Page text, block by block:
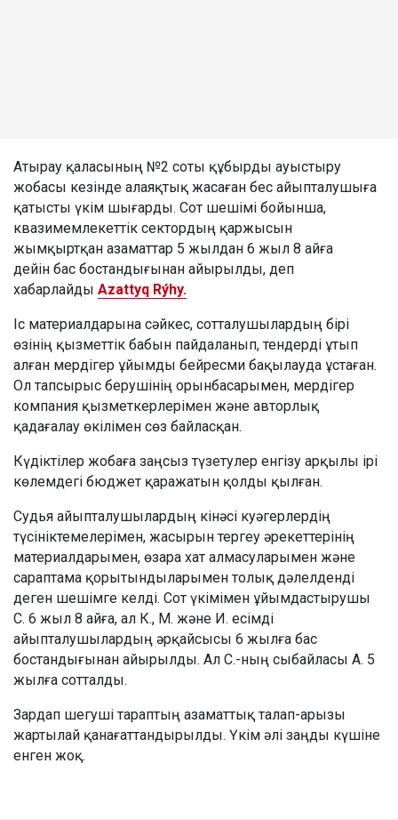
Атырау қаласының №2 соты құбырды ауыстыру
жобасы кезінде алаяқтық жасаған бес айыпталушыға
қатысты үкім шығарды. Сот шешімі бойынша,
квазимемлекеттік сектордың қаржысын
жымқыртқан азаматтар 5 жылдан 6 жыл 8 айға
дейін бас бостандығынан айырылды, деп
хабарлайды Azattyq Rýhy.
Іс материалдарына сәйкес, сотталушылардың бірі
өзінің қызметтік бабын пайдаланып, тендерді ұтып
алған мердігер ұйымды бейресми бақылауда ұстаған.
Ол тапсырыс берушінің орынбасарымен, мердігер
компания қызметкерлерімен және авторлық
қадағалау өкілімен сөз байласқан.
Күдіктілер жобаға заңсыз түзетулер енгізу арқылы ірі
көлемдегі бюджет қаражатын қолды қылған.
Судья айыпталушылардың кінәсі куәгерлердің
түсініктемелерімен, жасырын тергеу әрекеттерінің
материалдарымен, өзара хат алмасуларымен және
сараптама қорытындыларымен толық дәлелденді
деген шешімге келді. Сот үкімімен ұйымдастырушы
С. 6 жыл 8 айға, ал К., М. және И. есімді
айыпталушылардың әрқайсысы 6 жылға бас
бостандығынан айырылды. Ал С.-ның сыбайласы А. 5
жылға сотталды.
Зардап шегуші тараптың азаматтық талап-арызы
жартылай қанағаттандырылды. Үкім әлі заңды күшіне
енген жоқ.